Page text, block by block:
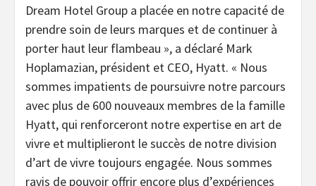
Dream Hotel Group a placée en notre capacité de
prendre soin de leurs marques et de continuer à
porter haut leur flambeau », a déclaré Mark
Hoplamazian, président et CEO, Hyatt. « Nous
sommes impatients de poursuivre notre parcours
avec plus de 600 nouveaux membres de la famille
Hyatt, qui renforceront notre expertise en art de
vivre et multiplieront le succès de notre division
d’art de vivre toujours engagée. Nous sommes
ravis de pouvoir offrir encore plus d’expériences